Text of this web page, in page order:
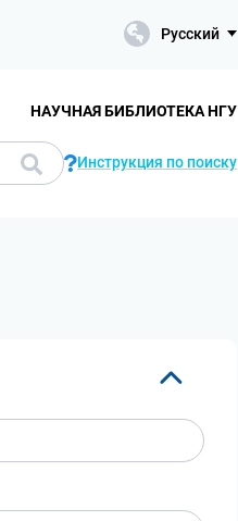
Русский
НАУЧНАЯ БИБЛИОТЕКА НГУ
Инструкция по поиску